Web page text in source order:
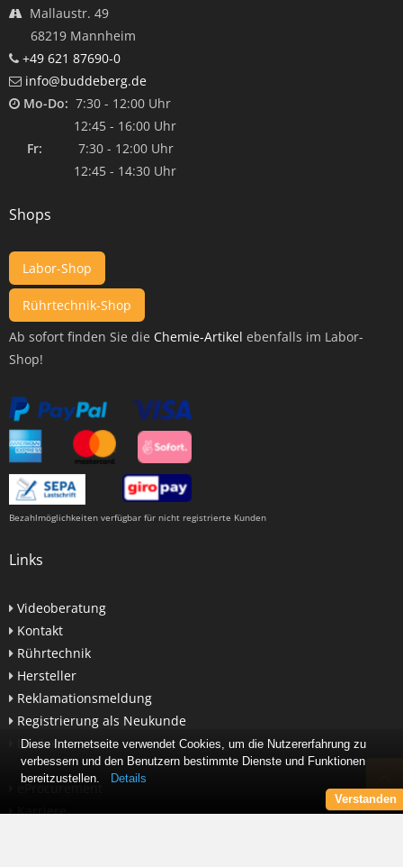
Mallaustr. 49
68219 Mannheim
+49 621 87690-0
info@buddeberg.de
Mo-Do: 7:30 - 12:00 Uhr
12:45 - 16:00 Uhr
Fr: 7:30 - 12:00 Uhr
12:45 - 14:30 Uhr
Shops
Labor-Shop
Rührtechnik-Shop
Ab sofort finden Sie die Chemie-Artikel ebenfalls im Labor-
Shop!
Bezahlmöglichkeiten verfügbar für nicht registrierte Kunden
Links
Videoberatung
Kontakt
Rührtechnik
Hersteller
Reklamationsmeldung
Registrierung als Neukunde
Lexikon
eProcurement
Karriere
Diese Internetseite verwendet Cookies, um die Nutzererfahrung zu
verbessern und den Benutzern bestimmte Dienste und Funktionen
bereitzustellen.
Details
Verstanden